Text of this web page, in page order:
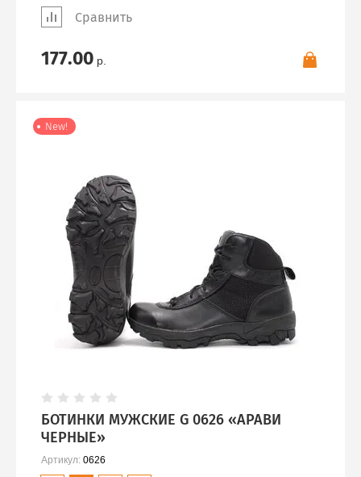
Сравнить
177.00 р.
New!
БОТИНКИ МУЖСКИЕ G 0626 «АРАВИ
ЧЕРНЫЕ»
Артикул: 0626